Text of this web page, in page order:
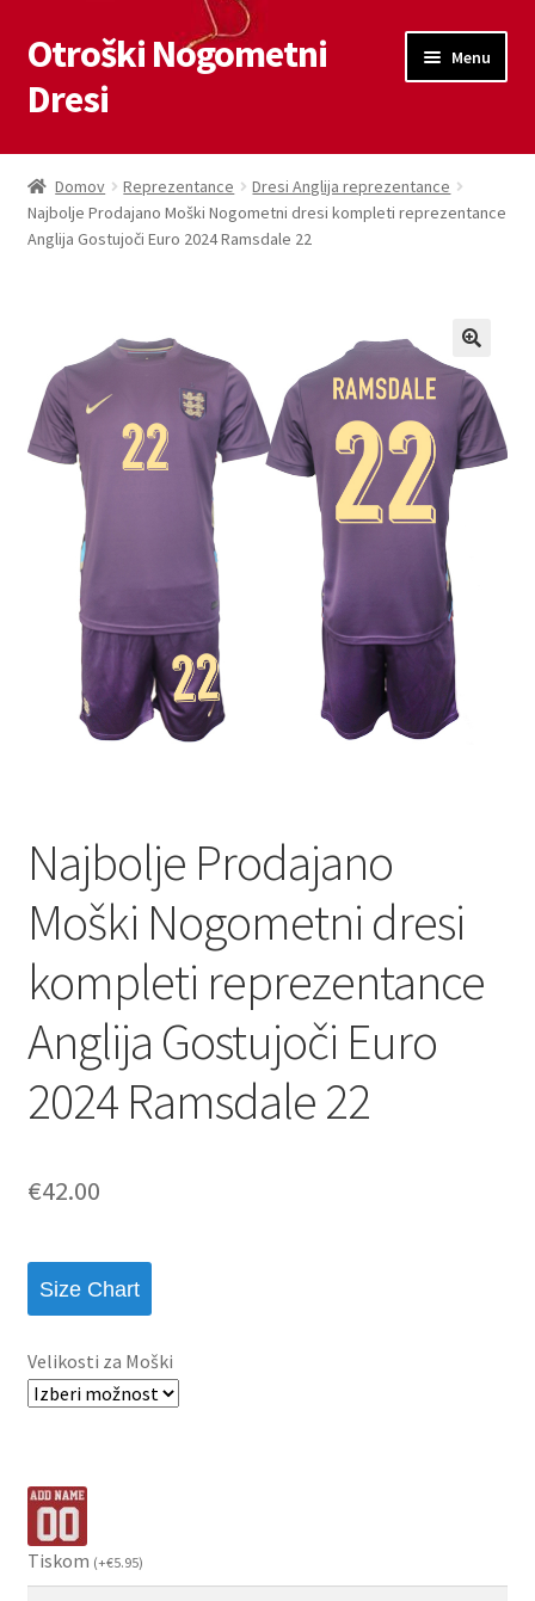
Skip
to
navigation
Skip
to
content
Otroški Nogometni
Dresi
Menu
Domov
Blog
Moj račun
Trgovina
Zaključek nakupa
Domov Reprezentance
Dresi Anglija reprezentance
Najbolje Prodajano Moški Nogometni dresi kompleti reprezentance
Anglija Gostujoči Euro 2024 Ramsdale 22
Najbolje Prodajano
Moški Nogometni dresi
kompleti reprezentance
Anglija Gostujoči Euro
2024 Ramsdale 22
€42.00
Size Chart
Velikosti za Moški
Tiskom (+€5.95)